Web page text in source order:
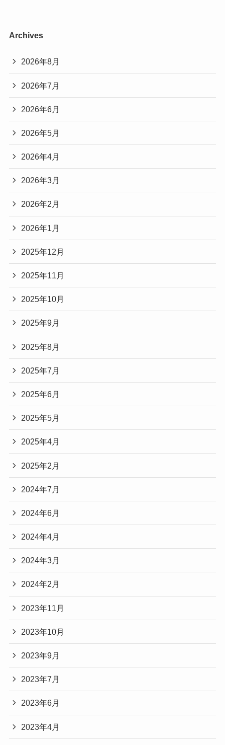
Archives
2026年8月
2026年7月
2026年6月
2026年5月
2026年4月
2026年3月
2026年2月
2026年1月
2025年12月
2025年11月
2025年10月
2025年9月
2025年8月
2025年7月
2025年6月
2025年5月
2025年4月
2025年2月
2024年7月
2024年6月
2024年4月
2024年3月
2024年2月
2023年11月
2023年10月
2023年9月
2023年7月
2023年6月
2023年4月